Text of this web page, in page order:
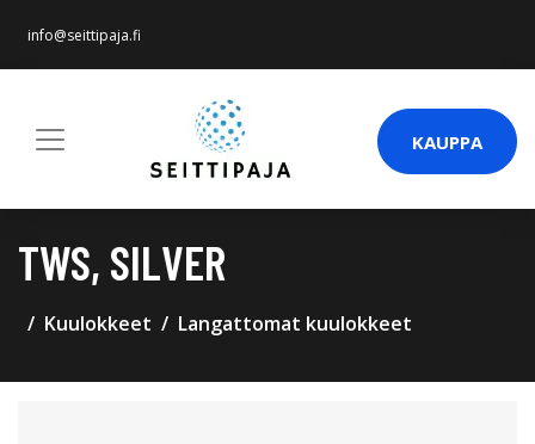
info@seittipaja.fi
KAUPPA
TWS, SILVER
Kuulokkeet Langattomat kuulokkeet